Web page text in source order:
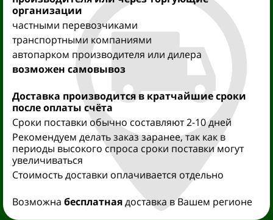
организации
частными перевозчиками
транспортными компаниями
автопарком производителя или дилера
возможен самовывоз
Доставка производитсяв кратчайшие сроки
после оплаты счёта
Сроки поставки обычно составляют 2-10 дней
Рекомендуем делать заказ заранее, так как в
периоды высокого спроса сроки поставки могут
увеличиваться
Стоимость доставки оплачивается отдельно
Возможна бесплатнаядоставка в Вашем регионе